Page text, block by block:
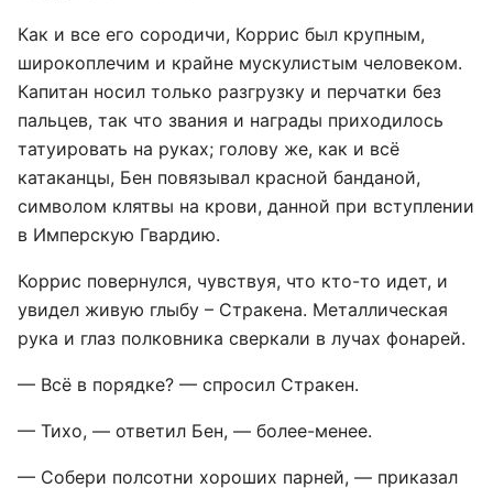
Как и все его сородичи, Коррис был крупным,
широкоплечим и крайне мускулистым человеком.
Капитан носил только разгрузку и перчатки без
пальцев, так что звания и награды приходилось
татуировать на руках; голову же, как и всё
катаканцы, Бен повязывал красной банданой,
символом клятвы на крови, данной при вступлении
в Имперскую Гвардию.
Коррис повернулся, чувствуя, что кто-то идет, и
увидел живую глыбу – Стракена. Металлическая
рука и глаз полковника сверкали в лучах фонарей.
— Всё в порядке? — спросил Стракен.
— Тихо, — ответил Бен, — более-менее.
— Собери полсотни хороших парней, — приказал